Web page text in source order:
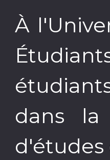
À
dans la
d'études